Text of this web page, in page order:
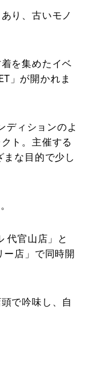
り、古いモノ
を集めたイベ
」が開かれま
ディションのよ
ト。主催する
まな目的で少し
代官山店」と
ー店」で同時開
で吟味し、自